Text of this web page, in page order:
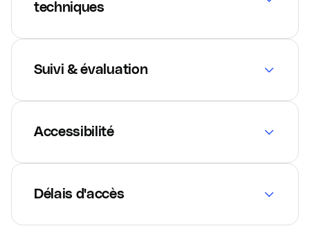
techniques
Suivi & évaluation
Accessibilité
Délais d'accès